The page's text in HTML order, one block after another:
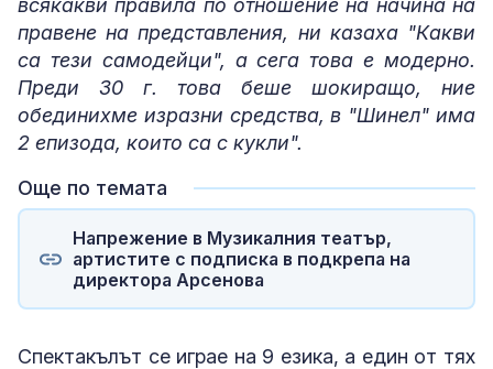
всякакви правила по отношение на начина на
правене на представления, ни казаха "Какви
са тези самодейци", а сега това е модерно.
Преди 30 г. това беше шокиращо, ние
обединихме изразни средства, в "Шинел" има
2 епизода, които са с кукли".
Още по темата
Напрежение в Музикалния театър,
артистите с подписка в подкрепа на
директора Арсенова
Спектакълът се играе на 9 езика, а един от тях